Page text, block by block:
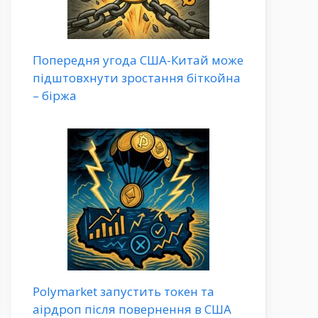
Попередня угода США-Китай може
підштовхнути зростання біткойна
– біржа
Polymarket запустить токен та
аірдроп після повернення в США